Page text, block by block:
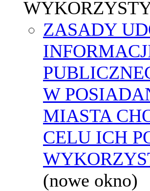
ZASADY
W
MIASTA
CELU ICH
(nowe okno)